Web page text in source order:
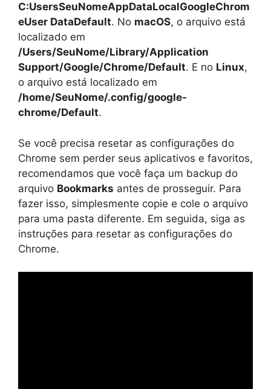
C:UsersSeuNomeAppDataLocalGoogleChrom
eUser DataDefault. No macOS, o arquivo está
localizado em
/Users/SeuNome/Library/Application
Support/Google/Chrome/Default. E no Linux,
o arquivo está localizado em
/home/SeuNome/.config/google-
chrome/Default.
Se você precisa resetar as configurações do
Chrome sem perder seus aplicativos e favoritos,
recomendamos que você faça um backup do
arquivo Bookmarks antes de prosseguir. Para
fazer isso, simplesmente copie e cole o arquivo
para uma pasta diferente. Em seguida, siga as
instruções para resetar as configurações do
Chrome.